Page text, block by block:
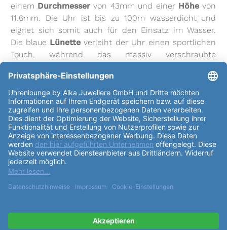
einem Durchmesser von 43mm und einer Höhe von
11.6mm. Die Uhr ist bis zu 100m wasserdicht und
eignet sich somit auch für den Einsatz im Wasser.
Die blaue Lünette verleiht der Uhr einen sportlichen
Touch, während das massiv verschraubte
Zifferblattder SSB445P1 ist ebenfalls in einem
eleganten Blauton gehalten und verfügt über klare
Strichindizes, die die Zeit präzise anzeigen. Das
Uhrglasbesteht aus kratzfestem Saphirglas, das die
Uhr vor Beschädigungen schützt. Angetrieben wird
die Uhr von einem zuverlässigen Quarz-Uhrwerk des
Kalibers Seiko 8T63. DasArmbandder SSB445P1
besteht ebenfalls aus hochwertigem Edelstahl in
silberner Farbe und wird mit einer Faltschließe sicher
am Handgelenk befestigt. Der Bandanstoß des
Tragekomfort sorgt. Die Uhr verfügt über
Funktionenwie eine kleine Sekunde,